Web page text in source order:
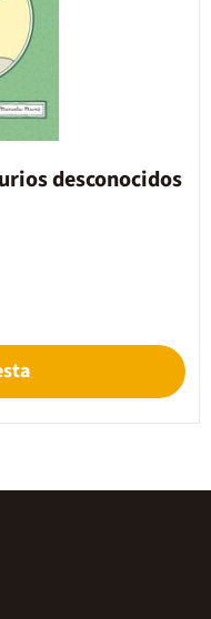
desconocidos